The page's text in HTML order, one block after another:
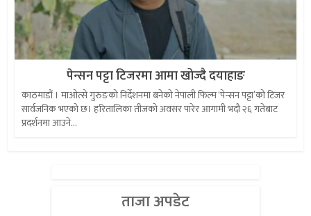
पेन्सन पट्टा टिजरमा आमा खोज्दै दयाहाङ
काठमाडौं । माओत्से गुरुङको निर्देशनमा बनेको नेपाली फिल्म ‘पेन्सन पट्टा’को टिजर
सार्वजनिक भएको छ। हरितालिका तीजको अवसर पारेर आगामी भदौ २६ गतेबाट
प्रदर्शनमा आउने...
ताजा अपडेट